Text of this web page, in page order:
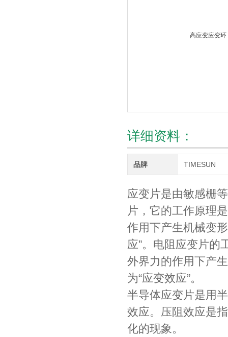
详细资料：
品牌 TIMESUN
应变片是由敏感栅
片，它的工作原理
作用下产生机械变
应”。电阻应变片的
外界力的作用下产
为“应变效应”。
半导体应变片是用
效应。压阻效应是
化的现象。